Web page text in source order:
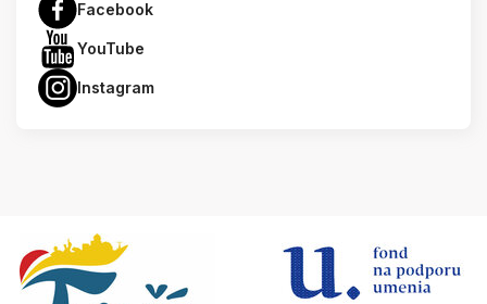
Facebook
YouTube
Instagram